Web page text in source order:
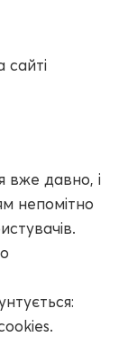
вже давно, і
непомітно